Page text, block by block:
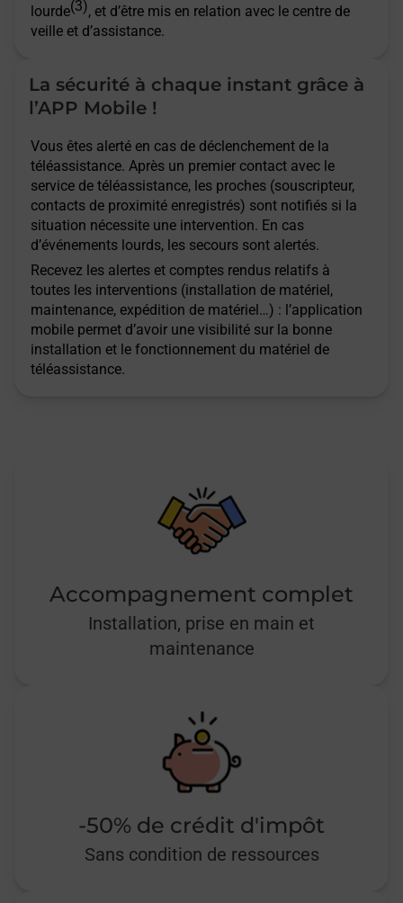
lourde(3), et d’être mis en relation avec le centre de
veille et d’assistance.
La sécurité à chaque instant grâce à
l’APP Mobile !
Vous êtes alerté en cas de déclenchement de la
téléassistance. Après un premier contact avec le
service de téléassistance, les proches (souscripteur,
contacts de proximité enregistrés) sont notifiés si la
situation nécessite une intervention. En cas
d’événements lourds, les secours sont alertés.
Recevez les alertes et comptes rendus relatifs à
toutes les interventions (installation de matériel,
maintenance, expédition de matériel…) : l’application
mobile permet d’avoir une visibilité sur la bonne
installation et le fonctionnement du matériel de
téléassistance.
Accompagnement complet
Installation, prise en main et
maintenance
-50% de crédit d'impôt
Sans condition de ressources